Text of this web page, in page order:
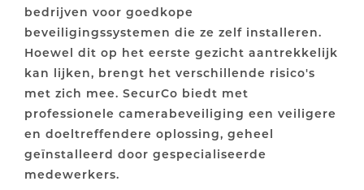
bedrijven voor goedkope
beveiligingssystemen die ze zelf installeren.
Hoewel dit op het eerste gezicht aantrekkelijk
kan lijken, brengt het verschillende risico's
met zich mee. SecurCo biedt met
professionele camerabeveiliging een veiligere
en doeltreffendere oplossing, geheel
geïnstalleerd door gespecialiseerde
medewerkers.